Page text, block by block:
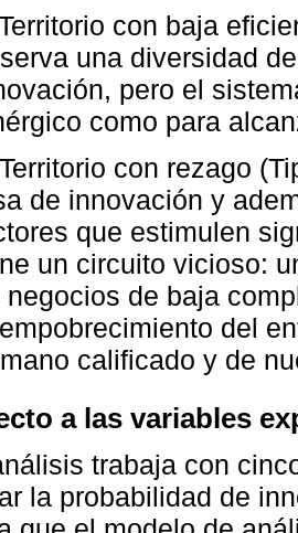
con baja
una diversidad
pero el
como para
con rezago
de innovación y
que estimulen
un circuito vicioso:
negocios de baja
del
calificado y de
a las variables
trabaja con
la probabilidad de